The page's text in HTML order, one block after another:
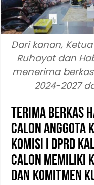
Dari kanan, Ketua
Ruhayat dan
menerima
2024-2027
Terima Berkas
Calon Anggota
Komisi I DPRD
Calon Memiliki
dan Komitmen